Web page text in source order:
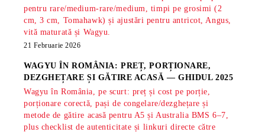
pentru rare/medium-rare/medium, timpi pe grosimi (2
cm, 3 cm, Tomahawk) și ajustări pentru antricot, Angus,
vită maturată și Wagyu.
21 Februarie 2026
WAGYU ÎN ROMÂNIA: PREȚ, PORȚIONARE,
DEZGHEȚARE ȘI GĂTIRE ACASĂ — GHIDUL 2025
Wagyu în România, pe scurt: preț și cost pe porție,
porționare corectă, pași de congelare/dezghețare și
metode de gătire acasă pentru A5 și Australia BMS 6–7,
plus checklist de autenticitate și linkuri directe către